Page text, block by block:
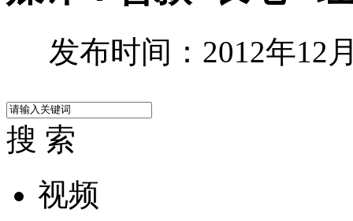
发布时间：2012年12
搜 索
视频